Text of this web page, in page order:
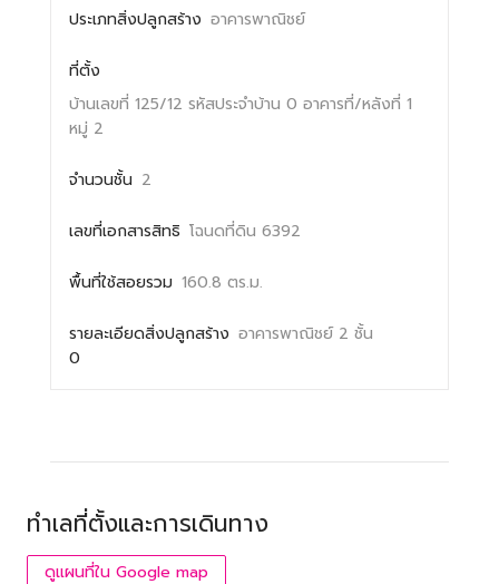
ประเภทสิ่งปลูกสร้าง อาคารพาณิชย์
ที่ตั้ง
บ้านเลขที่ 125/12 รหัสประจำบ้าน 0 อาคารที่/หลังที่ 1
หมู่ 2
จำนวนชั้น 2
เลขที่เอกสารสิทธิ โฉนดที่ดิน 6392
พื้นที่ใช้สอยรวม 160.8 ตร.ม.
รายละเอียดสิ่งปลูกสร้าง อาคารพาณิชย์ 2 ชั้น
0
ทำเลที่ตั้งและการเดินทาง
ดูแผนที่ใน Google map